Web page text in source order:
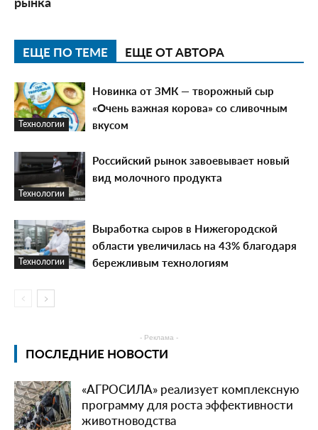
ЕЩЕ ПО ТЕМЕ ЕЩЕ ОТ АВТОРА
Технологии
Новинка от ЗМК — творожный сыр
«Очень важная корова» со сливочным
вкусом
Технологии
Российский рынок завоевывает новый
вид молочного продукта
Технологии
Выработка сыров в Нижегородской
области увеличилась на 43% благодаря
бережливым технологиям
- Реклама -
ПОСЛЕДНИЕ НОВОСТИ
«АГРОСИЛА» реализует комплексную
программу для роста эффективности
животноводства